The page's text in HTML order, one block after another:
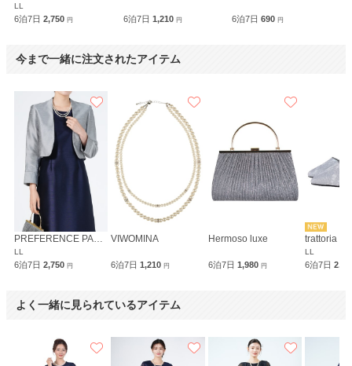
LL
6泊7日 2,750 円 6泊7日 1,210 円 6泊7日690円
今まで一緒に注文されたアイテム
PREFERENCE PARTY'S
LL
6泊7日 2,750 円
VIWOMINA
6泊7日1,210円
Hermoso luxe
6泊7日 1,980 円
trattoria
LL
6泊7日
よく一緒に見られているアイテム